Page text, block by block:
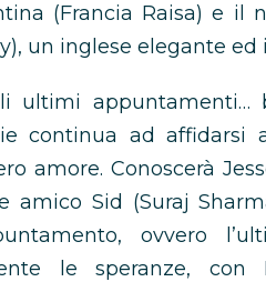
(Francia Raisa) e il
un inglese elegante ed
ultimi
continua ad
amore. Conoscerà
amico Sid (Suraj
ovvero
le speranze,